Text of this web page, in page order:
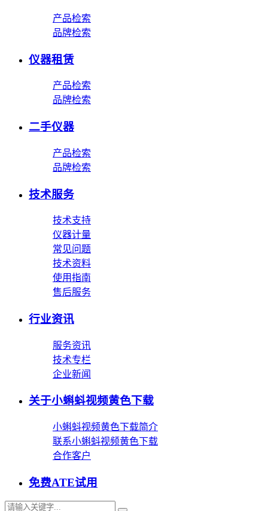
产品检索
品牌检索
仪器租赁
产品检索
品牌检索
二手仪器
产品检索
品牌检索
技术服务
技术支持
仪器计量
常见问题
技术资料
使用指南
售后服务
行业资讯
服务资讯
技术专栏
企业新闻
关于小蝌蚪视频黄色下载
小蝌蚪视频黄色下载简介
联系小蝌蚪视频黄色下载
合作客户
免费ATE试用